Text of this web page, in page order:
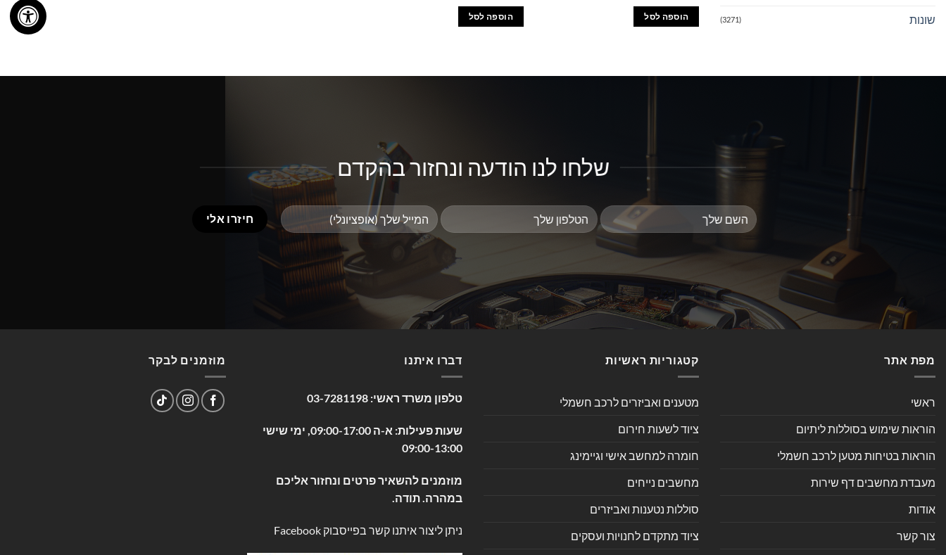
שונות (3271) הוספה לסל הוספה לסל
שלחו לנו הודעה ונחזור בהקדם
מפת אתר
ראשי
הוראות שימוש בסוללות ליתיום
הוראות בטיחות מטען לרכב חשמלי
מעבדת מחשבים דף שירות
אודות
צור קשר
קטגוריות ראשיות
מטענים ואביזרים לרכב חשמלי
ציוד לשעות חירום
חומרה למחשב אישי וגיימינג
מחשבים נייחים
סוללות נטענות ואביזרים
ציוד מתקדם לחנויות ועסקים
דברו איתנו
טלפון משרד ראשי: 03-7281198
שעות פעילות: א-ה 09:00-17:00, ימי שישי
09:00-13:00
מוזמנים להשאיר פרטים ונחזור אליכם
במהרה. תודה.
ניתן ליצור איתנו קשר בפייסבוק Facebook
מוזמנים לבקר